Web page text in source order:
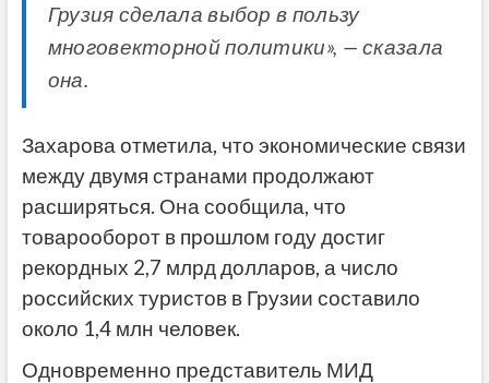
Грузия сделала выбор в пользу
многовекторной политики», — сказала
она.
Захарова отметила, что экономические связи
между двумя странами продолжают
расширяться. Она сообщила, что
товарооборот в прошлом году достиг
рекордных 2,7 млрд долларов, а число
российских туристов в Грузии составило
около 1,4 млн человек.
Одновременно представитель МИД